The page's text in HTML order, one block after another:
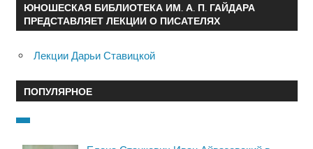
ЮНОШЕСКАЯ БИБЛИОТЕКА ИМ. А. П. ГАЙДАРА
ПРЕДСТАВЛЯЕТ ЛЕКЦИИ О ПИСАТЕЛЯХ
Лекции Дарьи Ставицкой
ПОПУЛЯРНОЕ